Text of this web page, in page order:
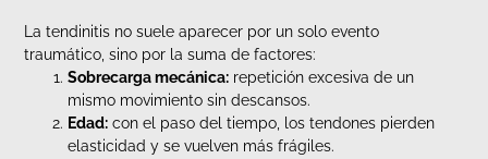
La tendinitis no suele aparecer por un solo evento
traumático, sino por la suma de factores:
Sobrecarga mecánica: repetición excesiva de un
mismo movimiento sin descansos.
Edad: con el paso del tiempo, los tendones pierden
elasticidad y se vuelven más frágiles.